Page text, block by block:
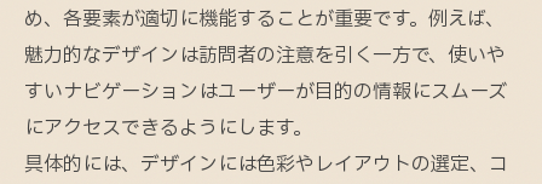
め、各要素が適切に機能することが重要です。例えば、
魅力的なデザインは訪問者の注意を引く一方で、使いや
すいナビゲーションはユーザーが目的の情報にスムーズ
にアクセスできるようにします。
具体的には、デザインには色彩やレイアウトの選定、コ